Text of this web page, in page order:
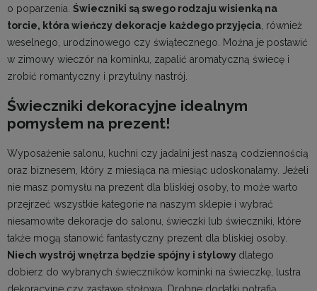
o poparzenia. Świeczniki są swego rodzaju wisienką na
torcie, która wieńczy dekoracje każdego przyjęcia , również
weselnego, urodzinowego czy świątecznego. Można je postawić
w zimowy wieczór na kominku, zapalić aromatyczną świecę i
zrobić romantyczny i przytulny nastrój.
Świeczniki dekoracyjne idealnym
pomysłem na prezent!
Wyposażenie salonu , kuchni czy jadalni jest naszą codziennością
oraz biznesem, który z miesiąca na miesiąc udoskonalamy. Jeżeli
nie masz pomysłu na prezent dla bliskiej osoby, to może warto
przejrzeć wszystkie kategorie na naszym sklepie i wybrać
niesamowite dekoracje do salonu , świeczki lub świeczniki, które
także mogą stanowić fantastyczny prezent dla bliskiej osoby.
Niech wystrój wnętrza będzie spójny i stylowy dlatego
dobierz do wybranych świeczników kominki na świeczkę
lustra
dekoracyjne czy zastawę stołową. Drobne dodatki potrafią